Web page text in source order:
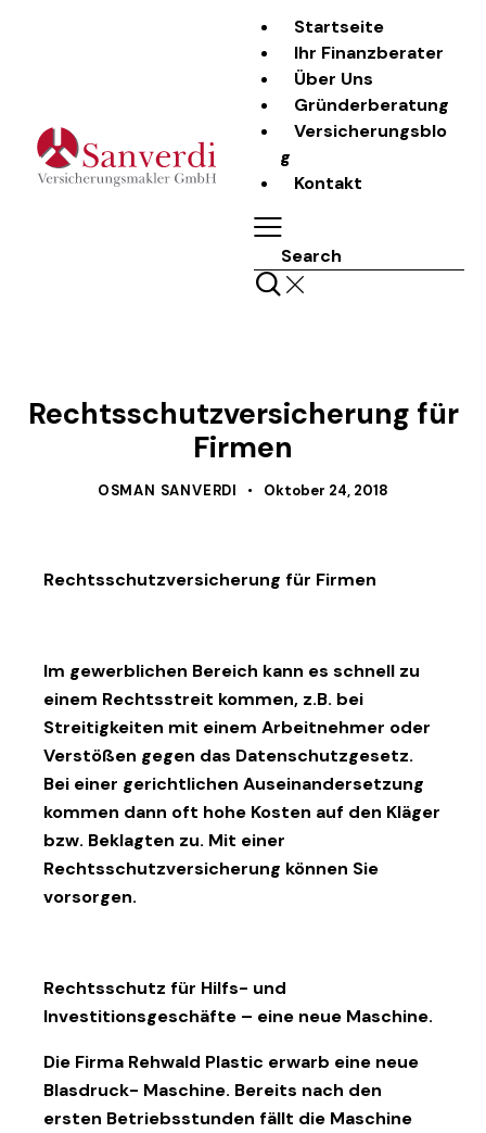
Startseite
Ihr Finanzberater
Über Uns
Gründerberatung
Versicherungsblo
g
Kontakt
Search
Rechtsschutzversicherung für
Firmen
OSMAN SANVERDI Oktober 24, 2018
Rechtsschutzversicherung für Firmen
Im gewerblichen Bereich kann es schnell zu
einem Rechtsstreit kommen, z.B. bei
Streitigkeiten mit einem Arbeitnehmer oder
Verstößen gegen das Datenschutzgesetz.
Bei einer gerichtlichen Auseinandersetzung
kommen dann oft hohe Kosten auf den Kläger
bzw. Beklagten zu. Mit einer
Rechtsschutzversicherung können Sie
vorsorgen.
Rechtsschutz für Hilfs- und
Investitionsgeschäfte – eine neue Maschine.
Die Firma Rehwald Plastic erwarb eine neue
Blasdruck- Maschine. Bereits nach den
ersten Betriebsstunden fällt die Maschine